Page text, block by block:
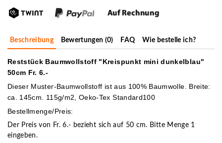
Beschreibung Bewertungen (0) FAQ Wie bestelle ich?
Reststück Baumwollstoff "Kreispunkt mini dunkelblau"
50cm Fr. 6.-
Dieser Muster-Baumwollstoff ist aus 100% Baumwolle. Breite:
ca. 145cm. 115g/m2, Oeko-Tex Standard100
Bestellmenge/Preis:
Der Preis von Fr. 6.- bezieht sich auf 50 cm. Bitte Menge 1
eingeben.